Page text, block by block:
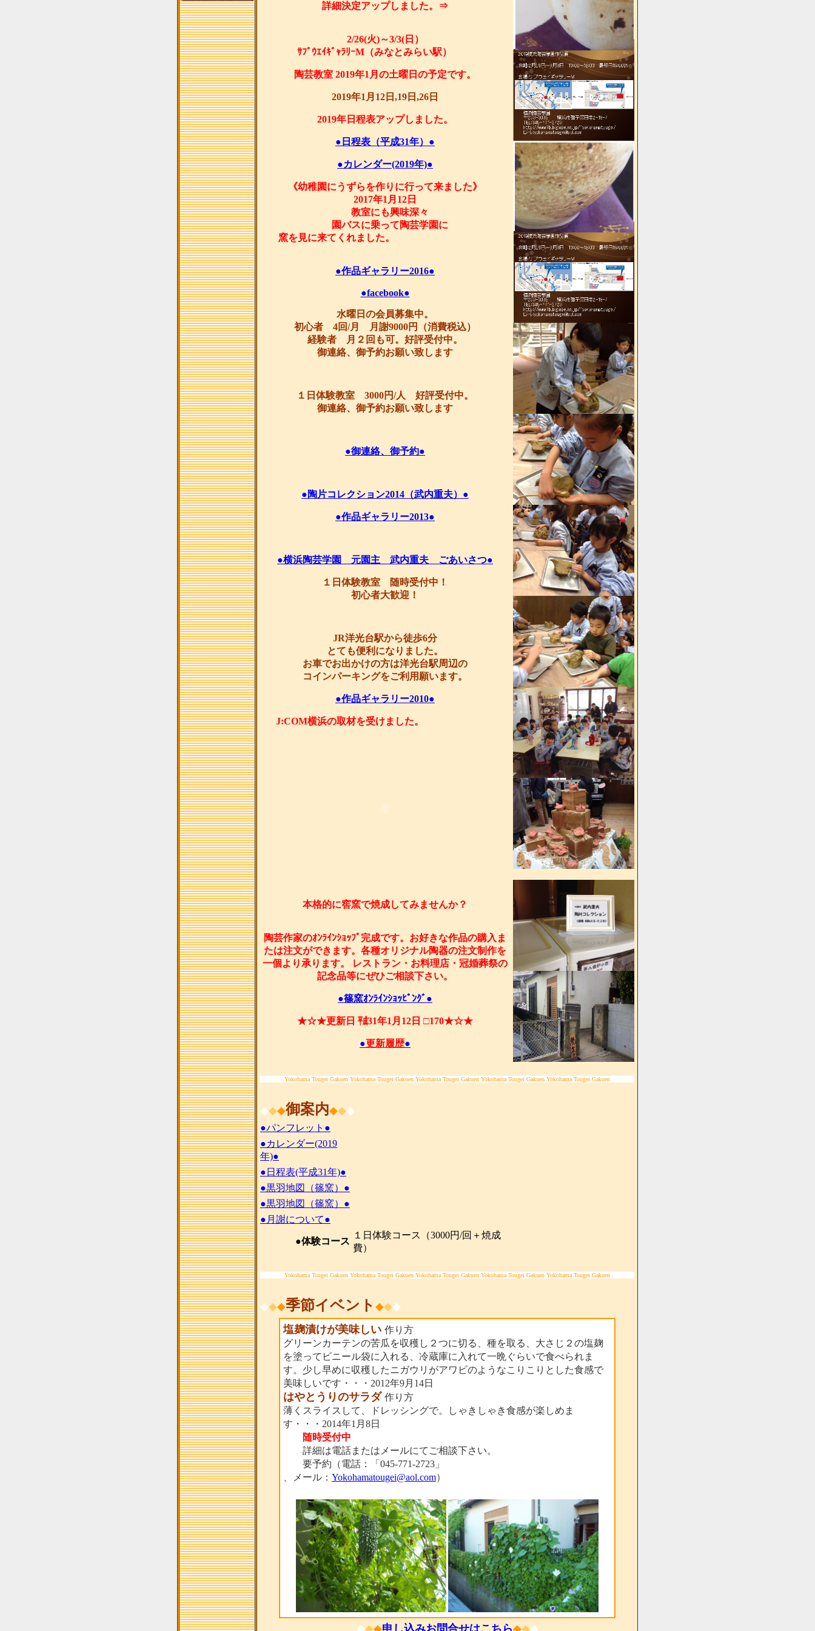
詳細決定アップしました。⇒
2/26(火)～3/3(日）
ｻﾌﾞｳｴｲｷﾞｬﾗﾘｰM（みなとみらい駅）
陶芸教室 2019年1月の土曜日の予定です。
2019年1月12日,19日,26日
2019年日程表アップしました。
●日程表（平成31年）●
●カレンダー(2019年)●
《幼稚園にうずらを作りに行って来ました》
2017年1月12日
教室にも興味深々
園バスに乗って陶芸学園に
窯を見に来てくれました。
●作品ギャラリー2016●
●facebook●
水曜日の会員募集中。
初心者 4回/月 月謝9000円（消費税込）
経験者 月２回も可。好評受付中。
御連絡、御予約お願い致します
１日体験教室 3000円/人 好評受付中。
御連絡、御予約お願い致します
●御連絡、御予約●
●陶片コレクション2014（武内重夫）●
●作品ギャラリー2013●
●横浜陶芸学園 元園主 武内重夫 ごあいさつ●
１日体験教室 随時受付中！
初心者大歓迎！
JR洋光台駅から徒歩6分
とても便利になりました。
お車でお出かけの方は洋光台駅周辺の
コインパーキングをご利用願います。
●作品ギャラリー2010●
J:COM横浜の取材を受けました。
本格的に窖窯で焼成してみませんか？
陶芸作家のｵﾝﾗｲﾝｼｮｯﾌﾟ完成です。お好きな作品の購入ま
たは注文ができます。各種オリジナル陶器の注文制作を
一個より承ります。 レストラン・お料理店・冠婚葬祭の
記念品等にぜひご相談下さい。
●篠窯ｵﾝﾗｲﾝｼｮｯﾋﾟﾝｸﾞ●
★☆★更新日 ㍻31年1月12日 □170★☆★
●更新履歴●
Yokohama Tougei Gakuen Yokohama Tougei Gakuen Yokohama Tougei Gakuen Yokohama Tougei Gakuen Yokohama Tougei Gakuen
◆◆◆御案内◆◆◆
●パンフレット●
●カレンダー(2019
年)●
●日程表(平成31年)●
●黒羽地図（篠窯）●
●黒羽地図（篠窯）●
●月謝について●
●体験コース
１日体験コース（3000円/回＋焼成
費）
Yokohama Tougei Gakuen Yokohama Tougei Gakuen Yokohama Tougei Gakuen Yokohama Tougei Gakuen Yokohama Tougei Gakuen
◆◆◆季節イベント ◆◆◆
塩麹漬けが美味しい 作り方
グリーンカーテンの苦瓜を収穫し２つに切る、種を取る、大さじ２の塩麹
を塗ってビニール袋に入れる、冷蔵庫に入れて一晩ぐらいで食べられま
す。少し早めに収穫したニガウリがアワビのようなこりこりとした食感で
美味しいです・・・2012年9月14日
はやとうりのサラダ 作り方
薄くスライスして、ドレッシングで。しゃきしゃき食感が楽しめま
す・・・2014年1月8日
随時受付中
詳細は電話またはメールにてご相談下さい。
要予約（電話：「045-771-2723」
、メール： Yokohamatougei@aol.com）
◆◆◆申し込みお問合せはこちら◆◆◆